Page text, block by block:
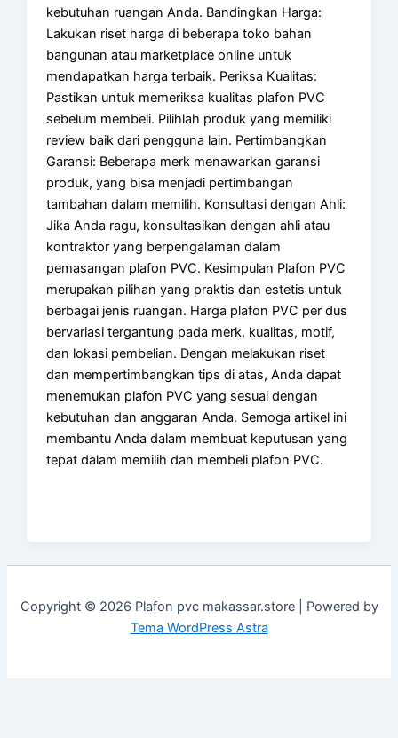
kebutuhan ruangan Anda. Bandingkan Harga:
Lakukan riset harga di beberapa toko bahan
bangunan atau marketplace online untuk
mendapatkan harga terbaik. Periksa Kualitas:
Pastikan untuk memeriksa kualitas plafon PVC
sebelum membeli. Pilihlah produk yang memiliki
review baik dari pengguna lain. Pertimbangkan
Garansi: Beberapa merk menawarkan garansi
produk, yang bisa menjadi pertimbangan
tambahan dalam memilih. Konsultasi dengan Ahli:
Jika Anda ragu, konsultasikan dengan ahli atau
kontraktor yang berpengalaman dalam
pemasangan plafon PVC. Kesimpulan Plafon PVC
merupakan pilihan yang praktis dan estetis untuk
berbagai jenis ruangan. Harga plafon PVC per dus
bervariasi tergantung pada merk, kualitas, motif,
dan lokasi pembelian. Dengan melakukan riset
dan mempertimbangkan tips di atas, Anda dapat
menemukan plafon PVC yang sesuai dengan
kebutuhan dan anggaran Anda. Semoga artikel ini
membantu Anda dalam membuat keputusan yang
tepat dalam memilih dan membeli plafon PVC.
Copyright © 2026 Plafon pvc makassar.store | Powered by
Tema WordPress Astra